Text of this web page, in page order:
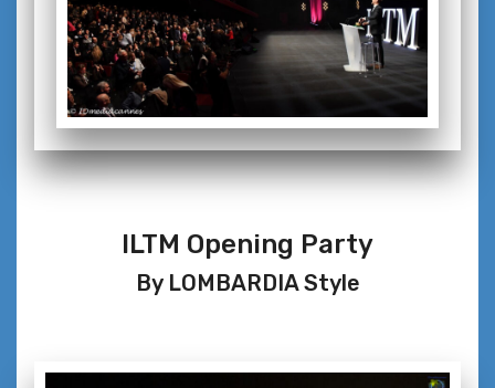
ILTM Opening Party
By LOMBARDIA Style